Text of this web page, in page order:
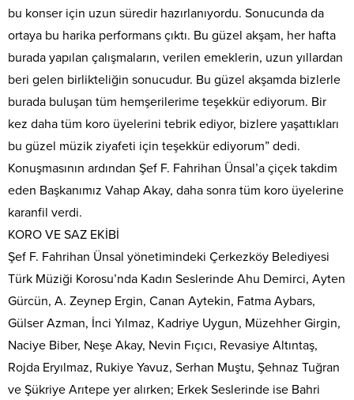
bu konser için uzun süredir hazırlanıyordu. Sonucunda da
ortaya bu harika performans çıktı. Bu güzel akşam, her hafta
burada yapılan çalışmaların, verilen emeklerin, uzun yıllardan
beri gelen birlikteliğin sonucudur. Bu güzel akşamda bizlerle
burada buluşan tüm hemşerilerime teşekkür ediyorum. Bir
kez daha tüm koro üyelerini tebrik ediyor, bizlere yaşattıkları
bu güzel müzik ziyafeti için teşekkür ediyorum” dedi.
Konuşmasının ardından Şef F. Fahrihan Ünsal’a çiçek takdim
eden Başkanımız Vahap Akay, daha sonra tüm koro üyelerine
karanfil verdi.
KORO VE SAZ EKİBİ
Şef F. Fahrihan Ünsal yönetimindeki Çerkezköy Belediyesi
Türk Müziği Korosu’nda Kadın Seslerinde Ahu Demirci, Ayten
Gürcün, A. Zeynep Ergin, Canan Aytekin, Fatma Aybars,
Gülser Azman, İnci Yılmaz, Kadriye Uygun, Müzehher Girgin,
Naciye Biber, Neşe Akay, Nevin Fıçıcı, Revasiye Altıntaş,
Rojda Eryılmaz, Rukiye Yavuz, Serhan Muştu, Şehnaz Tuğran
ve Şükriye Arıtepe yer alırken; Erkek Seslerinde ise Bahri